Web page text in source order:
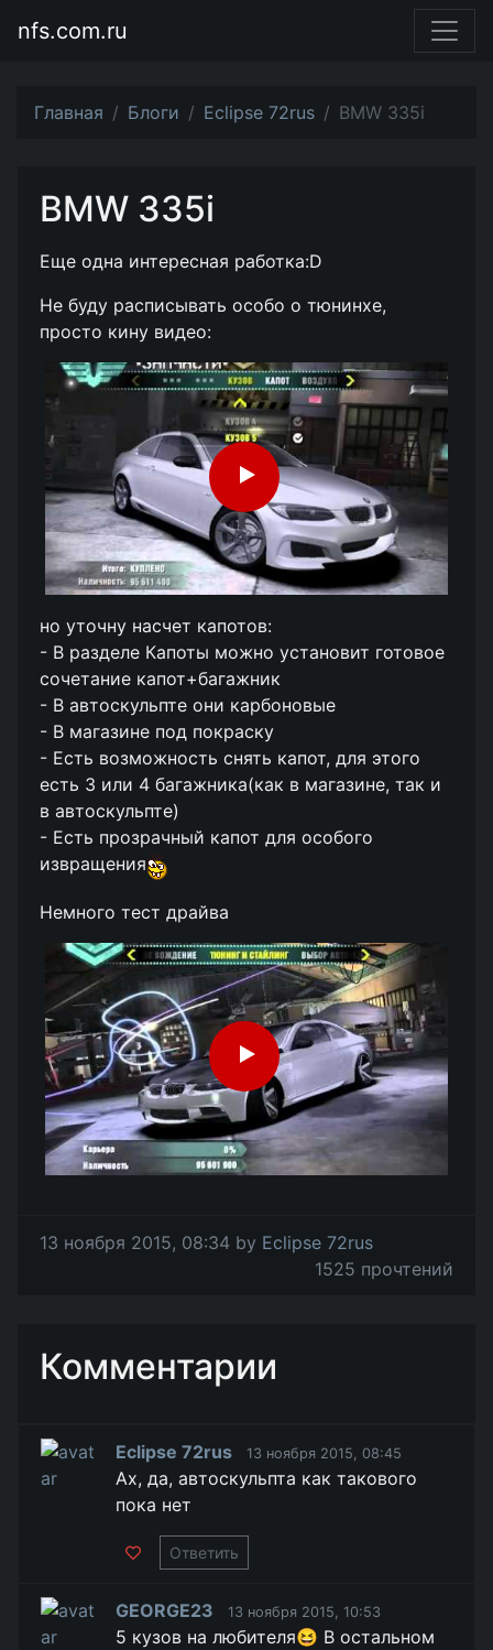
nfs.com.ru
Главная Блоги Eclipse 72rus BMW 335i
BMW 335i
Еще одна интересная работка:D
Не буду расписывать особо о тюнинхе,
просто кину видео:
но уточну насчет капотов:
- В разделе Капоты можно установит готовое
сочетание капот+багажник
- В автоскульпте они карбоновые
- В магазине под покраску
- Есть возможность снять капот, для этого
есть 3 или 4 багажника(как в магазине, так и
в автоскульпте)
- Есть прозрачный капот для особого
извращения
Немного тест драйва
13 ноября 2015, 08:34 by Eclipse 72rus
1525 прочтений
Комментарии
Eclipse 72rus 13 ноября 2015, 08:45
Ах, да, автоскульпта как такового
пока нет
Ответить
GEORGE23 13 ноября 2015, 10:53
5 кузов на любителя😆 В остальном